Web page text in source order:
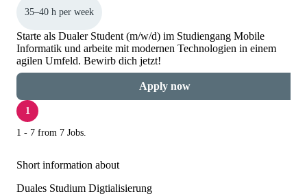
35–40 h per week
Starte als Dualer Student (m/w/d) im Studiengang Mobile
Informatik und arbeite mit modernen Technologien in einem
agilen Umfeld. Bewirb dich jetzt!
Apply now
1
1 - 7 from 7 Jobs.
Short information about
Duales Studium Digtialisierung